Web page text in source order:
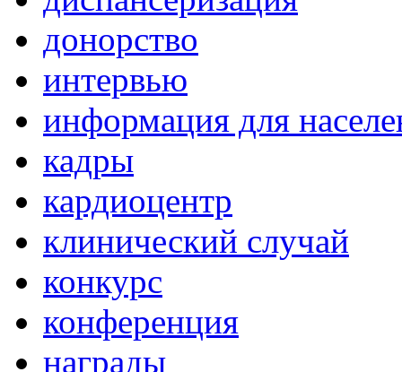
донорство
интервью
информация для
кадры
кардиоцентр
клинический случай
конкурс
конференция
награды